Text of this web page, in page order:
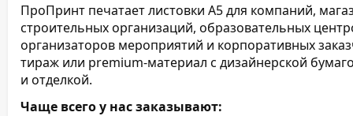
ПроПринт печатает листовки А5 для компаний,
строительных организаций, образовательных
организаторов мероприятий и корпоративных
тираж или premium-материал с дизайнерской
и отделкой.
Чаще всего у нас заказывают: